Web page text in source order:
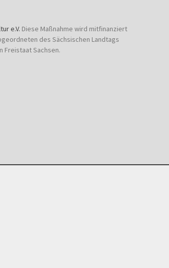
e.V. Diese Maßnahme wird mitfinanziert
des Sächsischen Landtags
Freistaat Sachsen.